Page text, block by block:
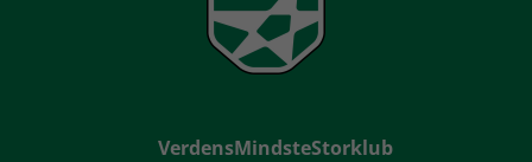
VerdensMindsteStorklub